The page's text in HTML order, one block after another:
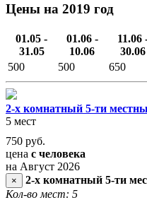
Цены на 2019 год
01.05 -
31.05
01.06 -
10.06
11.06
30.06
500
500 650
2-х комнатный 5-ти
5 мест
750 руб.
цена с человека
на Август 2026
×
2-х комнатный 5-ти
Кол-во мест: 5